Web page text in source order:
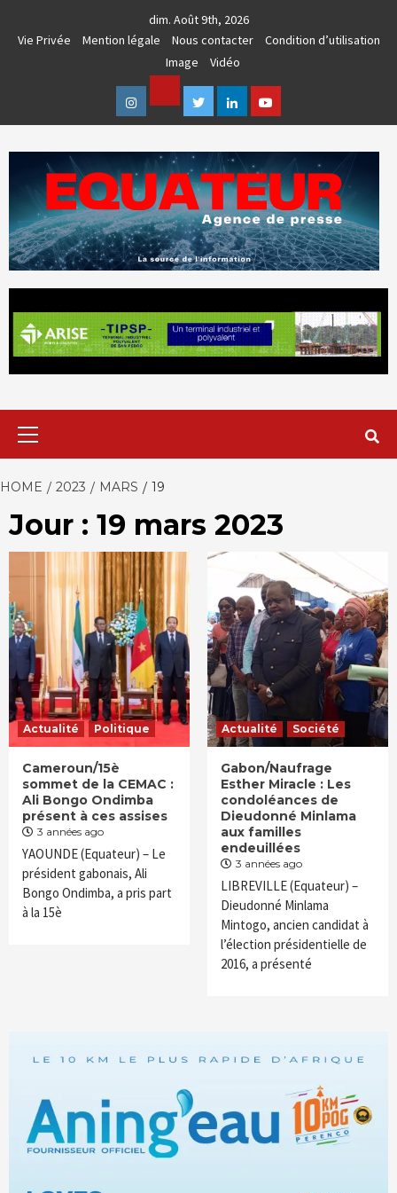
dim. Août 9th, 2026
Vie Privée
Mention légale Nous contacter
Condition d’utilisation
Image
Vidéo
Instagram
Facebook
TwitterLinkedinYoutube
EQUATEUR
HOME 2023 MARS 19
Jour : 19 mars 2023
Actualité Politique
Cameroun/15è
sommet de la CEMAC :
Ali Bongo Ondimba
présent à ces assises
3 années ago
YAOUNDE (Equateur) – Le
président gabonais, Ali
Bongo Ondimba, a pris part
à la 15è
Actualité Société
Gabon/Naufrage
Esther Miracle : Les
condoléances de
Dieudonné Minlama
aux familles
endeuillées
3 années ago
LIBREVILLE (Equateur) –
Dieudonné Minlama
Mintogo, ancien candidat à
l’élection présidentielle de
2016, a présenté